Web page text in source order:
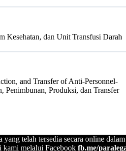
Kesehatan, dan Unit Transfusi Darah
and Transfer of Anti-Personnel-
Penimbunan, Produksi, dan Transfer
telah tersedia secara online
kami melalui Facebook fb.me/